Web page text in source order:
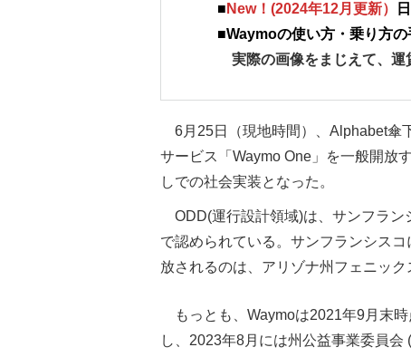
■ New！(2024年12月更新）
■Waymoの使い方・乗り方の
実際の画像をまじえて、運
6月25日（現地時間）、Alphabet傘
サービス「Waymo One」を一般開放
しでの社会実装となった。
ODD(運行設計領域)は、サンフラ
で認められている。サンフランシス
放されるのは、アリゾナ州フェニッ
もっとも、Waymoは2021年9月末
し、2023年8月には州公益事業委員会